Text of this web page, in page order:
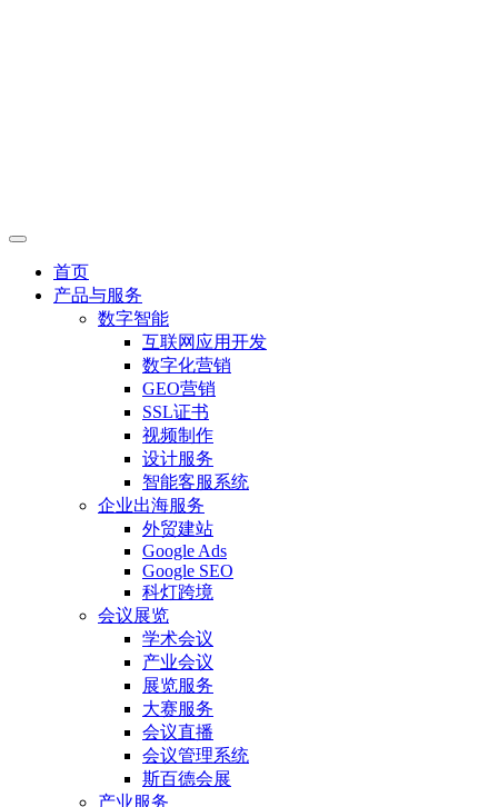
首页
产品与服务
数字智能
互联网应用开发
数字化营销
GEO营销
SSL证书
视频制作
设计服务
智能客服系统
企业出海服务
外贸建站
Google Ads
Google SEO
科灯跨境
会议展览
学术会议
产业会议
展览服务
大赛服务
会议直播
会议管理系统
斯百德会展
产业服务